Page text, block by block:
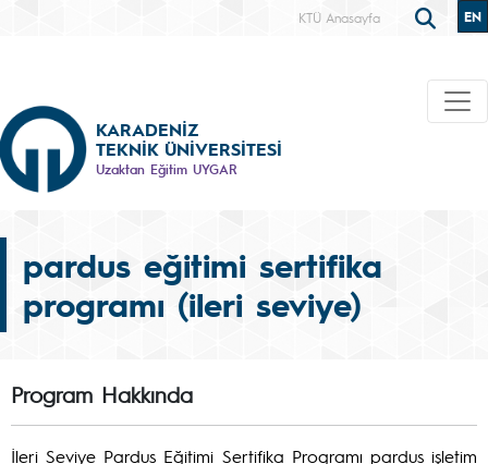
KTÜ Anasayfa EN
KARADENİZ
TEKNİK ÜNİVERSİTESİ
Uzaktan Eğitim UYGAR
pardus eğitimi sertifika
programı (ileri seviye)
Program Hakkında
İleri Seviye Pardus Eğitimi Sertifika Programı pardus işletim